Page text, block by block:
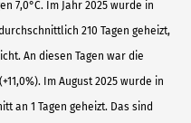
7,0°C. Im Jahr 2025 wurde in
210 Tagen geheizt,
An diesen Tagen war die
Im August 2025 wurde in
an 1 Tagen geheizt. Das sind